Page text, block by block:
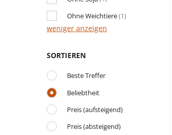
Ohne Weichtiere(1)
weniger anzeigen
SORTIEREN
Beste Treffer
Beliebtheit
Preis (aufsteigend)
Preis (absteigend)